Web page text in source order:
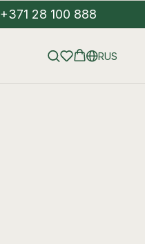
+371 28 100 888
RUS